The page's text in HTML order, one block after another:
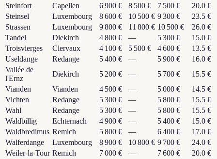
Steinfort
Capellen 6 900 € 8 500 € 7 500 €
20.0 €
Steinsel
Luxembourg 8 600 € 10 500 € 9 300 €
23.5 €
Strassen
Luxembourg 9 800 € 11 800 € 10 500 €
26.0 €
Tandel
Diekirch 4 800 € — 5 300 €
15.0 €
Troisvierges
Clervaux 4 100 € 5 500 € 4 600 €
13.5 €
Useldange
Redange 5 400 € — 5 900 €
16.0 €
Vallée de
l'Ernz
Diekirch 5 200 € — 5 700 €
15.5 €
Vianden
Vianden 4 500 € — 5 000 €
14.5 €
Vichten
Redange 5 300 € — 5 800 €
15.5 €
Wahl
Redange 5 300 € — 5 800 €
15.5 €
Waldbillig
Echternach 4 900 € — 5 400 €
15.0 €
Waldbredimus Remich 5 800 € — 6 400 €
17.0 €
Walferdange
Luxembourg 8 900 € 10 800 € 9 700 €
24.0 €
Weiler-la-Tour Remich 7 000 € — 7 600 €
20.0 €